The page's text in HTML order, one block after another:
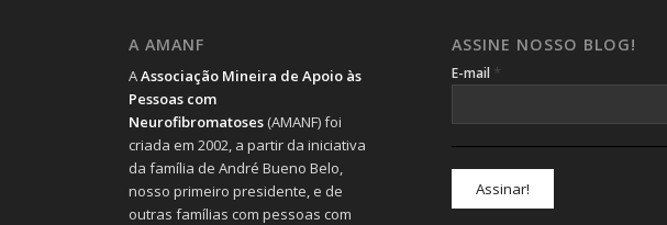
A AMANF
AAssociação Mineira de Apoio às
Pessoas com
Neurofibromatoses (AMANF) foi
criada em 2002, a partir da iniciativa
da família de André Bueno Belo,
nosso primeiro presidente, e de
outras famílias com pessoas com
ASSINE NOSSO BLOG!
E-mail *